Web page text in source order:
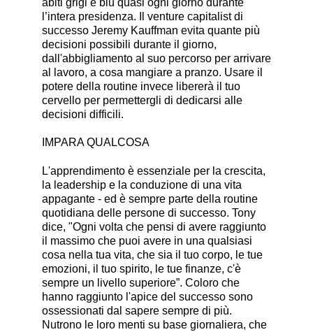
abiti grigi e blu quasi ogni giorno durante
l’intera presidenza. Il venture capitalist di
successo Jeremy Kauffman evita quante più
decisioni possibili durante il giorno,
dall'abbigliamento al suo percorso per arrivare
al lavoro, a cosa mangiare a pranzo. Usare il
potere della routine invece libererà il tuo
cervello per permettergli di dedicarsi alle
decisioni difficili.
IMPARA QUALCOSA
L'apprendimento è essenziale per la crescita,
la leadership e la conduzione di una vita
appagante - ed è sempre parte della routine
quotidiana delle persone di successo. Tony
dice, "Ogni volta che pensi di avere raggiunto
il massimo che puoi avere in una qualsiasi
cosa nella tua vita, che sia il tuo corpo, le tue
emozioni, il tuo spirito, le tue finanze, c'è
sempre un livello superiore”. Coloro che
hanno raggiunto l'apice del successo sono
ossessionati dal sapere sempre di più.
Nutrono le loro menti su base giornaliera, che